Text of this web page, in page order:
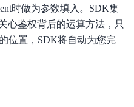
时做为参数填入。SDK集
心鉴权背后的运算方法，只
位置，SDK将自动为您完